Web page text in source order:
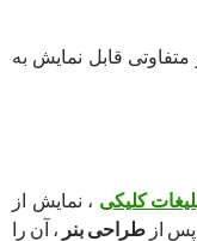
قابل نمایش به
کلیکی ، نمایش از
از طراحی بنر ، آن را